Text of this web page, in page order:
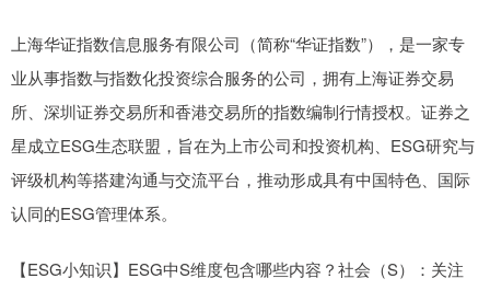
上海华证指数信息服务有限公司（简称“华证指数”），是一家专
业从事指数与指数化投资综合服务的公司，拥有上海证券交易
所、深圳证券交易所和香港交易所的指数编制行情授权。证券之
星成立ESG生态联盟，旨在为上市公司和投资机构、ESG研究与
评级机构等搭建沟通与交流平台，推动形成具有中国特色、国际
认同的ESG管理体系。
【ESG小知识】ESG中S维度包含哪些内容？社会（S）：关注